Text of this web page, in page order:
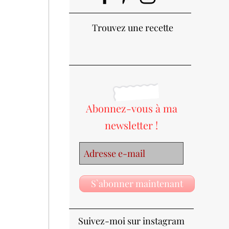
Trouvez une recette
Abonnez-vous à ma
newsletter !
S`abonner maintenant
Suivez-moi sur instagram